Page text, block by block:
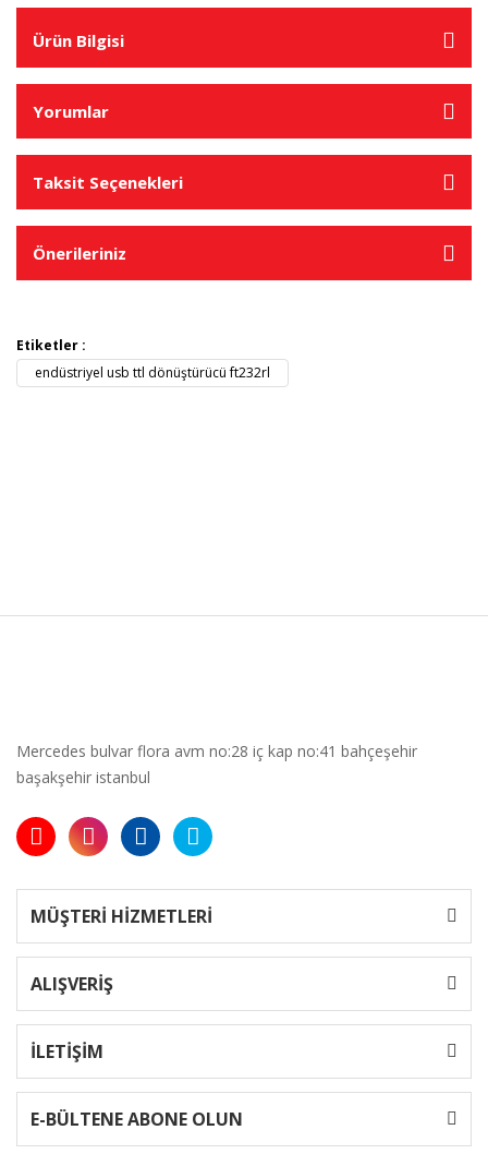
Ürün Bilgisi
Yorumlar
Taksit Seçenekleri
Önerileriniz
Etiketler :
endüstriyel usb ttl dönüştürücü ft232rl
Mercedes bulvar flora avm no:28 iç kap no:41 bahçeşehir
başakşehir istanbul
MÜŞTERİ HİZMETLERİ
ALIŞVERİŞ
İLETİŞİM
E-BÜLTENE ABONE OLUN